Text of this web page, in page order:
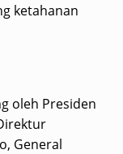
ketahanan
oleh Presiden
General